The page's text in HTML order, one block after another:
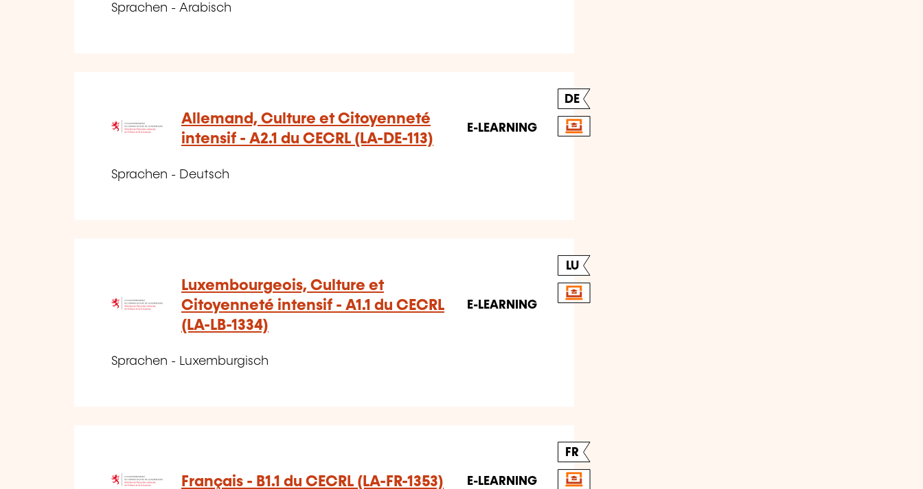
Sprachen - Arabisch
DE
Allemand, Culture et Citoyenneté
intensif - A2.1 du CECRL (LA-DE-113)
E-LEARNING
Sprachen - Deutsch
LU
Luxembourgeois, Culture et
Citoyenneté intensif - A1.1 du CECRL
(LA-LB-1334)
E-LEARNING
Sprachen - Luxemburgisch
FR
Français - B1.1 du CECRL (LA-FR-1353) E-LEARNING